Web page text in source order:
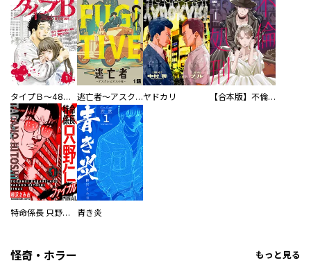
タイプＢ～48時間後、致死率100％～【単話】 逃亡者～アスクレピオスの杖～ヤドカリ 【合本版】不倫処刑
特命係長 只野仁ファイナル 愛蔵版 青き炎
怪奇・ホラー もっと見る